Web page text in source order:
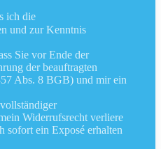
ich die
und zur Kenntnis
Sie vor Ende der
der beauftragten
Abs. 8 BGB) und mir ein
Widerrufsrecht verliere
ein Exposé erhalten